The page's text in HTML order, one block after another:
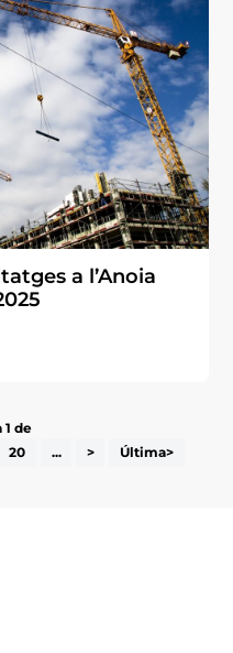
a l’Anoia
1 de
20 ... > Última>